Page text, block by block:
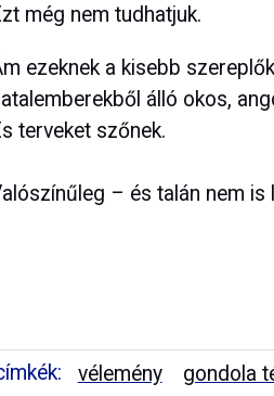
még nem tudhatjuk.
ezeknek a kisebb
álló okos,
terveket szőnek.
– és talán nem
vélemény gondola